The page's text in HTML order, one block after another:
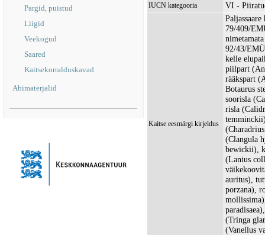
Pargid, puistud
Liigid
Veekogud
Saared
Kaitsekorralduskavad
Abimaterjalid
IUCN kategooria VI -
Kaitse eesmärgi kirjeldus
79/409/
92/43/
kelle
piilpart
rääkspart
Botaurus
soorisla
risla
(Clangula
bewickii),
(Lanius
auritus),
porzana),
(Tringa
(Vanellus